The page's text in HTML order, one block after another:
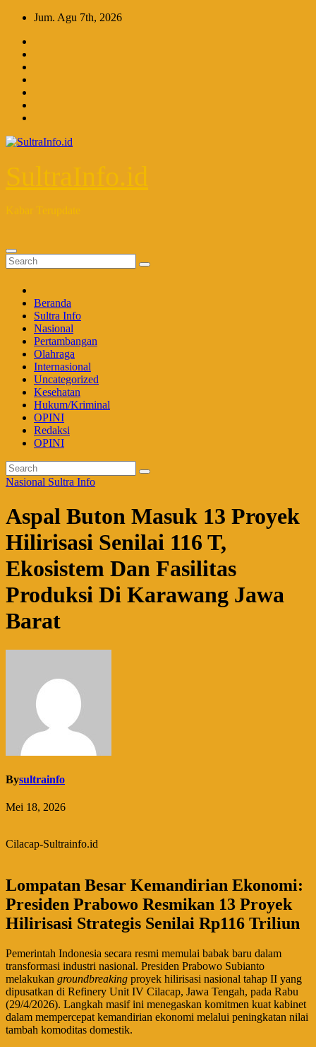
Skip
content
Jum. Agu 7th, 2026
SultraInfo.id
Kabar Terupdate
Beranda
Sultra Info
Nasional
Pertambangan
Olahraga
Internasional
Uncategorized
Kesehatan
Hukum/Kriminal
OPINI
Redaksi
OPINI
Nasional Sultra Info
Aspal Buton Masuk 13 Proyek
Hilirisasi Senilai 116 T,
Ekosistem Dan Fasilitas
Produksi Di Karawang Jawa
Barat
Bysultrainfo
Mei 18, 2026
Cilacap-Sultrainfo.id
Lompatan Besar Kemandirian Ekonomi:
Presiden Prabowo Resmikan 13 Proyek
Hilirisasi Strategis Senilai Rp116 Triliun
​Pemerintah Indonesia secara resmi memulai babak baru dalam
transformasi industri nasional. Presiden Prabowo Subianto
melakukan groundbreaking proyek hilirisasi nasional tahap II yang
dipusatkan di Refinery Unit IV Cilacap, Jawa Tengah, pada Rabu
(29/4/2026). Langkah masif ini menegaskan komitmen kuat kabinet
dalam mempercepat kemandirian ekonomi melalui peningkatan nilai
tambah komoditas domestik.